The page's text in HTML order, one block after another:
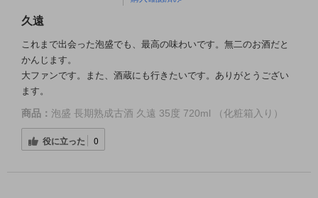
久遠
これまで出会った泡盛でも、最高の味わいです。無二のお酒だと
かんじます。
大ファンです。また、酒蔵にも行きたいです。ありがとうござい
ます。
商品： 泡盛 長期熟成古酒 久遠 35度 720ml （化粧箱入り）
役に立った 0